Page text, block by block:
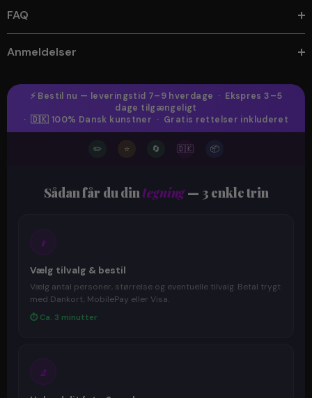
FAQ
Anmeldelser
⚡ Bestil nu — leveringstid 7–9 hverdage · Ekspres 3–5
dage tilgængeligt
· 🇩🇰 100% Dansk kunstner · Gratis rettelser inkluderet
✏️ ⭐ 🔄 🇩🇰 📦
Sådan får du dintegning— 3 enkle trin
1
Vælg tilvalg & bestil
Vælg antal personer, størrelse og eventuelle tilvalg. Betal trygt
med Dankort, MobilePay eller Visa.
⏱ Ca. 3 minutter
2